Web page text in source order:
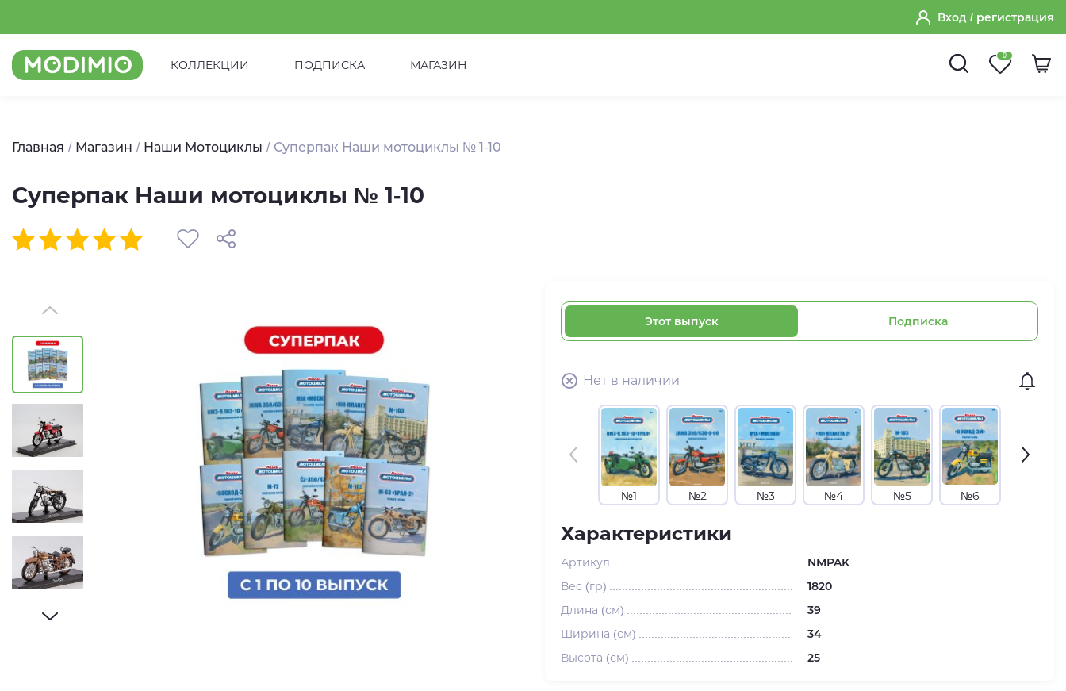
Вход / регистрация
КОЛЛЕКЦИИ ПОДПИСКА МАГАЗИН
0
Главная Магазин Наши Мотоциклы Суперпак Наши мотоциклы № 1-10
Суперпак Наши мотоциклы № 1-10
Этот выпуск Подписка
Нет в наличии
№1 №2 №3 №4 №5 №6
Характеристики
Артикул
NMPAK
Вес (гр)
1820
Длина (см)
39
Ширина (см)
34
Высота (см)
25